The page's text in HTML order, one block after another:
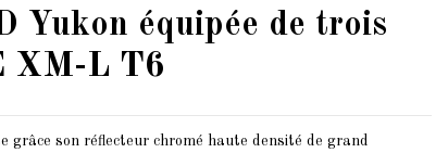
Yukon équipée de trois
XM-L T6
grâce son réflecteur chromé haute densité de grand